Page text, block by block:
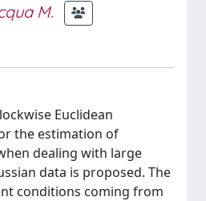
M.
Euclidean
the estimation of
dealing with large
data is proposed. The
conditions coming from